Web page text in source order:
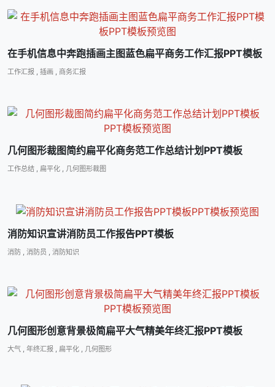
在手机信息中奔跑插画主图蓝色扁平商务工作汇报PPT模板
工作汇报 , 插画 , 商务汇报
几何图形裁图简约扁平化商务范工作总结计划PPT模板
工作总结 , 扁平化 , 几何图形裁图
消防知识宣讲消防员工作报告PPT模板
消防 , 消防员 , 消防知识
几何图形创意背景极简扁平大气精美年终汇报PPT模板
大气 , 年终汇报 , 扁平化 , 几何图形